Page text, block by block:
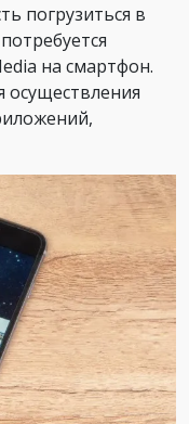
погрузиться в
на смартфон.
осуществления